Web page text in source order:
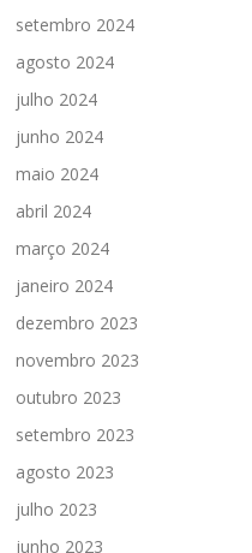
setembro 2024
agosto 2024
julho 2024
junho 2024
maio 2024
abril 2024
março 2024
janeiro 2024
dezembro 2023
novembro 2023
outubro 2023
setembro 2023
agosto 2023
julho 2023
junho 2023